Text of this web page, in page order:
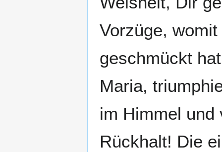
Vorzüge,
geschmückt
Maria,
im Himmel und
Rückhalt! Die